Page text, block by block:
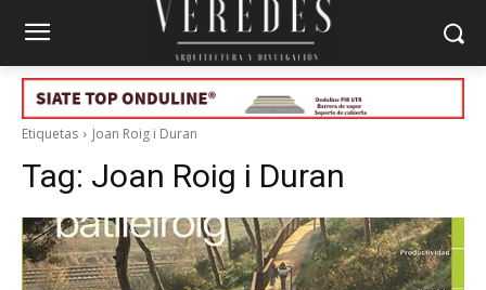
Etiquetas Joan Roig i Duran
Tag: Joan Roig i Duran